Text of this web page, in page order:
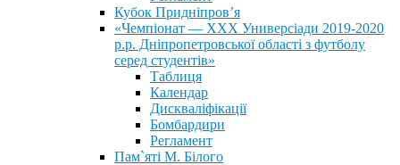
Кубок Придніпров’я
«Чемпіонат — ХХХ Универсіади 2019-2020
р.р. Дніпропетровської області з футболу
серед студентів»
Таблиця
Календар
Дискваліфікації
Бомбардири
Регламент
Пам`яті М. Білого